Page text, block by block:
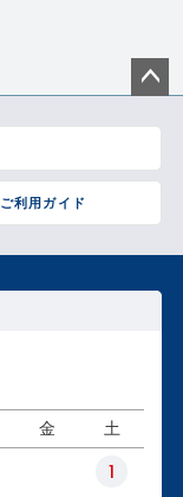
ご利用ガイド
ジト
へ
金 土
1